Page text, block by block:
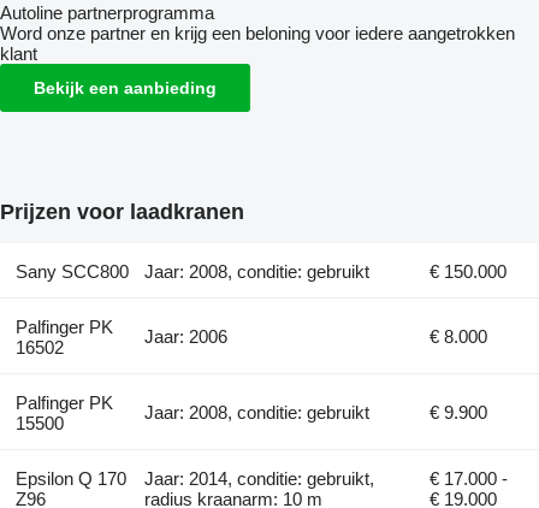
Autoline partnerprogramma
Word onze partner en krijg een beloning voor iedere aangetrokken
klant
Bekijk een aanbieding
Prijzen voor laadkranen
Sany SCC800 Jaar: 2008, conditie: gebruikt € 150.000
Palfinger PK
16502
Jaar: 2006 € 8.000
Palfinger PK
15500
Jaar: 2008, conditie: gebruikt € 9.900
Epsilon Q 170
Z96
Jaar: 2014, conditie: gebruikt,
radius kraanarm: 10 m
€ 17.000 -
€ 19.000